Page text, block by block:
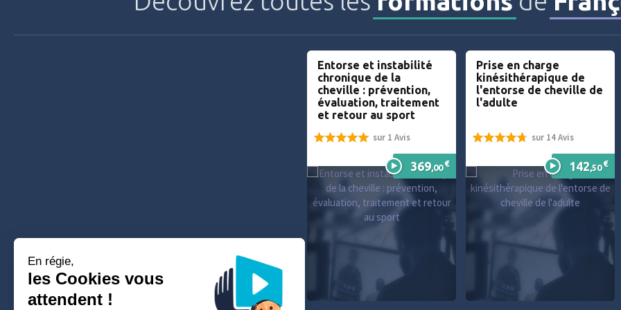
Compétences
Chef du département de physiothérapie et d'ergothérapie (Hôpital de La Tour - Genève)
2012
Doctorat des Sciences du
laboratoire d’analyses des
contraintes mécaniques,
Université de Reims,
Institut des Sciences du
Département de Biologie
Médicine, (Université de
Lausanne, Suisse)
Entorse et instabilité
chronique de la
cheville : prévention,
évaluation, traitement
et retour au sport
sur 1 Avis
369,00€
Prise en charge
kinésithérapique de
l'entorse de cheville de
l'adulte
sur 14 Avis
142,50€
En régie,
les Cookies vous
attendent !